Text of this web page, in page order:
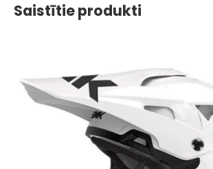
Saistītie produkti